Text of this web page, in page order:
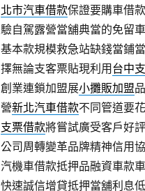
北市汽車借款保證要購車借
驗自駕露營當舖典當的免留
基本款規模救急站缺錢當鋪
擇無論支客票貼現利用 台中
創業連鎖加盟展小攤販加盟
營新北汽車借款不同管道要
支票借款將嘗試廣受客戶好
公司周轉變革品牌精神信用
汽機車借款抵押品融資車款
快速誠信增貸抵押當舖利息低